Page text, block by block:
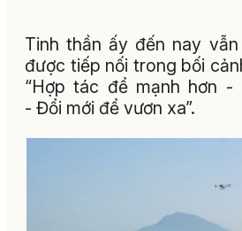
Tinh thần ấy đến nay
được tiếp nối trong bối
“Hợp tác để mạnh hơn
- Đổi mới để vươn xa”.